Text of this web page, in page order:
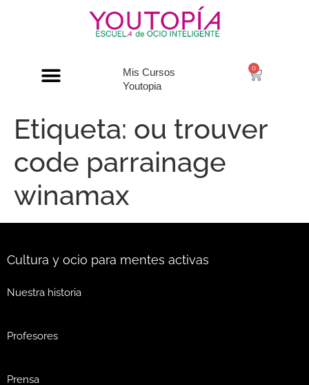
Mis Cursos
Youtopia
0
Etiqueta: ou trouver
code parrainage
winamax
Cultura y ocio para mentes activas
Nuestra historia
Profesores
Prensa